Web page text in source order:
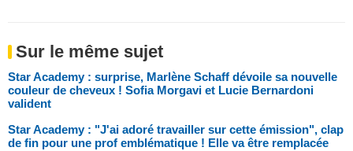
Sur le même sujet
Star Academy : surprise, Marlène Schaff dévoile sa nouvelle
couleur de cheveux ! Sofia Morgavi et Lucie Bernardoni
valident
Star Academy : "J'ai adoré travailler sur cette émission", clap
de fin pour une prof emblématique ! Elle va être remplacée